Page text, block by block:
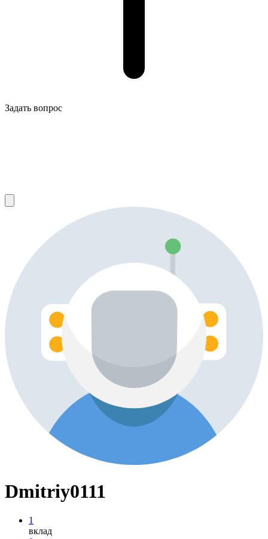
Задать вопрос
Dmitriy0111
1
вклад